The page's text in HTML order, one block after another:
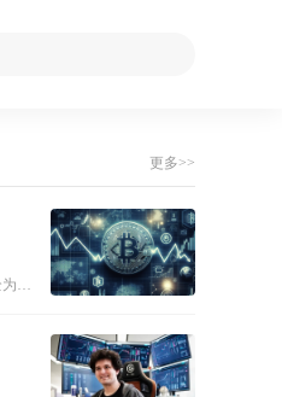
更多>>
币圈投资的核心原则是以本金安全为第一优先级，严格限制风险敞口，只用闲置资金参与，做好分层仓